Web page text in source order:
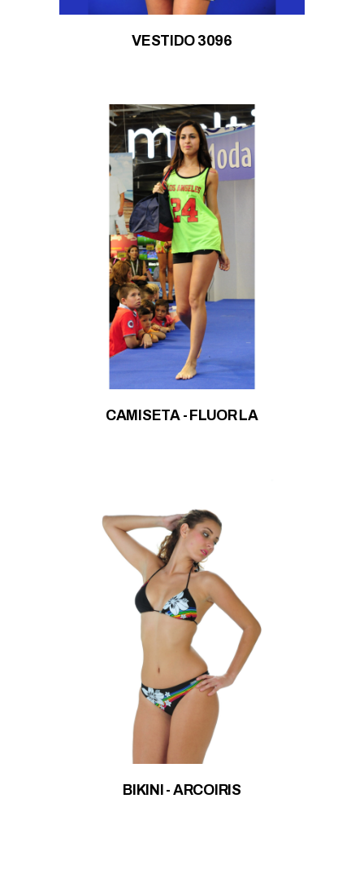
VESTIDO 3096
CAMISETA - FLUOR LA
BIKINI - ARCOIRIS